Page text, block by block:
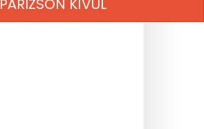
PÁRIZSON KÍVÜL